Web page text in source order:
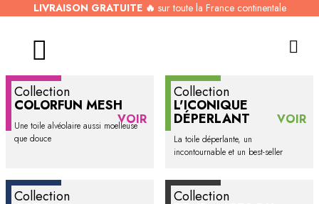
LIVRAISON GRATUITE 🔥 sur toute la France continentale
Collection
COLORFUN MESH
Une toile alvéolaire aussi moelleuse
que douce
VOIR
Collection
L'ICONIQUE
DÉPERLANT
La toile déperlante, un
incontournable et un best-seller
VOIR
Collection Collection